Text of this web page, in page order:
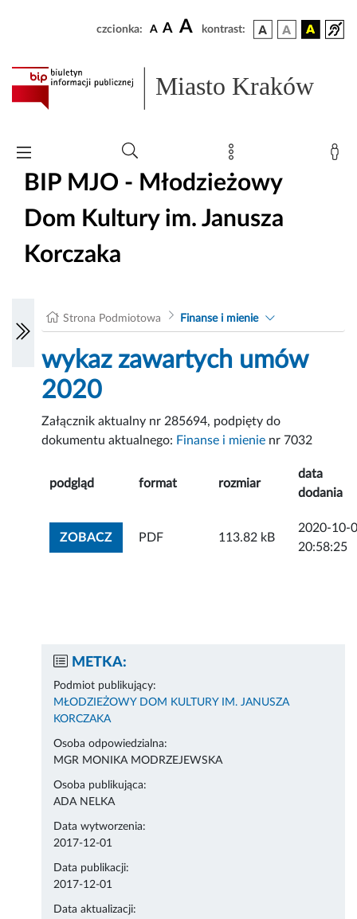
czcionka: A A A kontrast:
Miasto Kraków
BIP MJO - Młodzieżowy
Dom Kultury im. Janusza
Korczaka
Strona Podmiotowa Finanse i mienie
wykaz zawartych umów
2020
Załącznik aktualny nr 285694, podpięty do
dokumentu aktualnego: Finanse i mienie nr 7032
podgląd format rozmiar
data
dodania
ZOBACZZOBACZ ZAŁĄCZNIK
PDF 113.82 kB
2020-10-
20:58:25
METKA:
Podmiot publikujący:
MŁODZIEŻOWY DOM KULTURY IM. JANUSZA
KORCZAKA
Osoba odpowiedzialna:
MGR MONIKA MODRZEJEWSKA
Osoba publikująca:
ADA NELKA
Data wytworzenia:
2017-12-01
Data publikacji:
2017-12-01
Data aktualizacji: